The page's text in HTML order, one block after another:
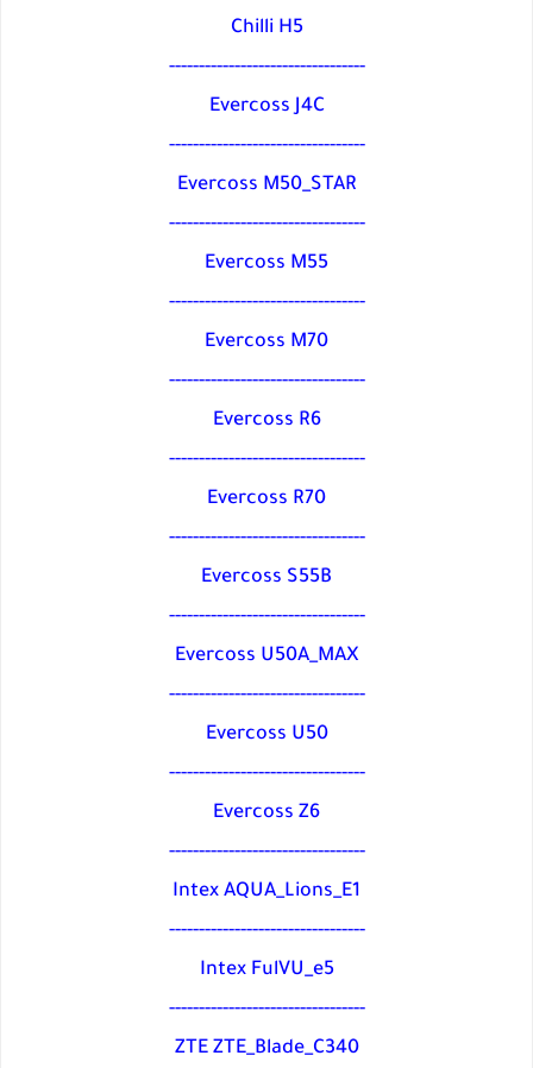
Chilli H5
---------------------------------
Evercoss J4C
---------------------------------
Evercoss M50_STAR
---------------------------------
Evercoss M55
---------------------------------
Evercoss M70
---------------------------------
Evercoss R6
---------------------------------
Evercoss R70
---------------------------------
Evercoss S55B
---------------------------------
Evercoss U50A_MAX
---------------------------------
Evercoss U50
---------------------------------
Evercoss Z6
---------------------------------
Intex AQUA_Lions_E1
---------------------------------
Intex FulVU_e5
---------------------------------
ZTE ZTE_Blade_C340